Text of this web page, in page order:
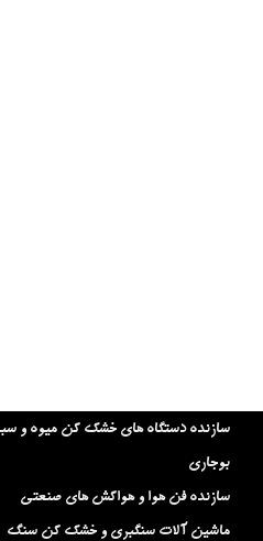
سازنده دستگاه های خشک کن میوه و
بوجاری
سازنده فن هوا و هواکش های صنعتی
ماشین آلات سنگبری و خشک کن سنگ